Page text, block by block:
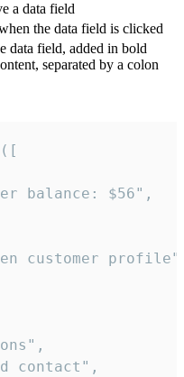
a data field
the data field is clicked
data field, added in bold
separated by a colon
balance: $56",
customer
contact",